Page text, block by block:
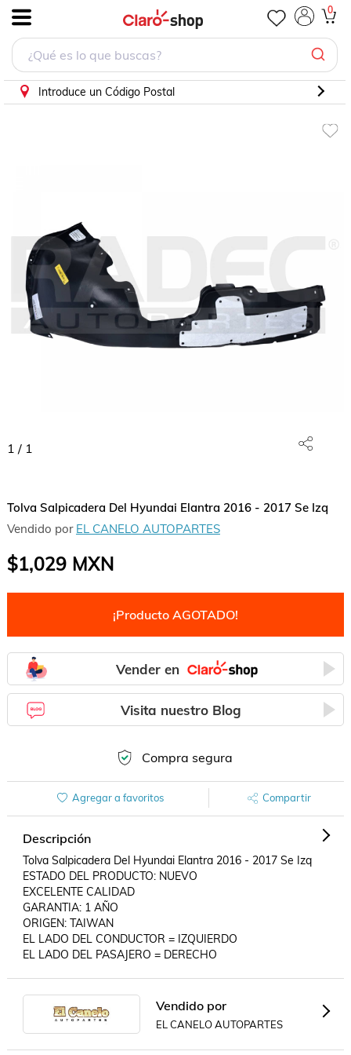
0
Introduce un Código Postal
1 / 1
Tolva Salpicadera Del Hyundai Elantra 2016 - 2017 Se Izq
Vendido por EL CANELO AUTOPARTES
$1,029MXN
¡Producto AGOTADO!
Vender en
Visita nuestro Blog
Compra segura
Agregar a favoritos Compartir
Descripción
Tolva Salpicadera Del Hyundai Elantra 2016 - 2017 Se Izq
ESTADO DEL PRODUCTO: NUEVO
EXCELENTE CALIDAD
GARANTIA: 1 AÑO
ORIGEN: TAIWAN
EL LADO DEL CONDUCTOR = IZQUIERDO
EL LADO DEL PASAJERO = DERECHO
Vendido por
EL CANELO AUTOPARTES